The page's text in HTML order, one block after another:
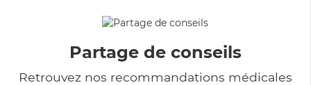
Partage de conseils
Retrouvez nos recommandations médicales